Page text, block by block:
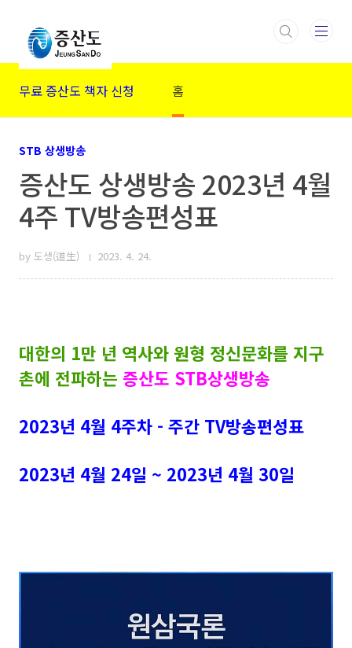
무료 증산도 책자 신청 홈
STB 상생방송
증산도 상생방송 2023년 4월
4주 TV방송편성표
by 도생(道生) 2023. 4. 24.
대한의 1만 년 역사와 원형 정신문화를 지구
촌에 전파하는 증산도 STB상생방송
2023년 4월 4주차 - 주간 TV방송편성표
2023년 4월 24일 ~ 2023년 4월 30일